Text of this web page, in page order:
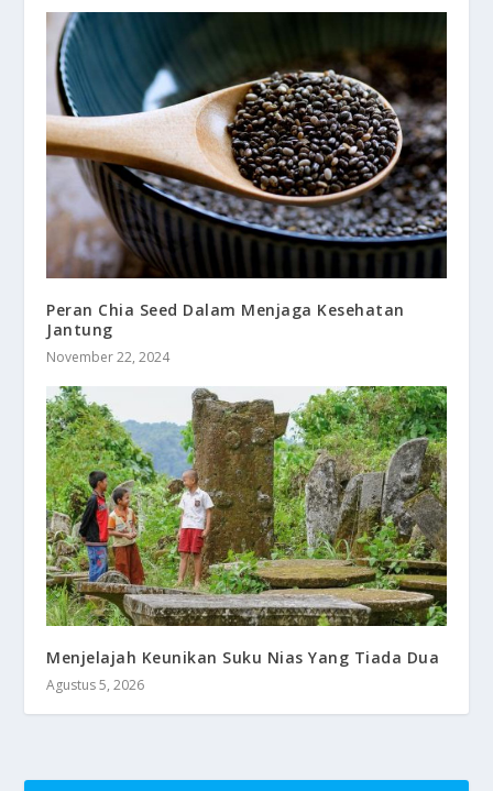
Peran Chia Seed Dalam Menjaga Kesehatan
Jantung
November 22, 2024
Menjelajah Keunikan Suku Nias Yang Tiada Dua
Agustus 5, 2026